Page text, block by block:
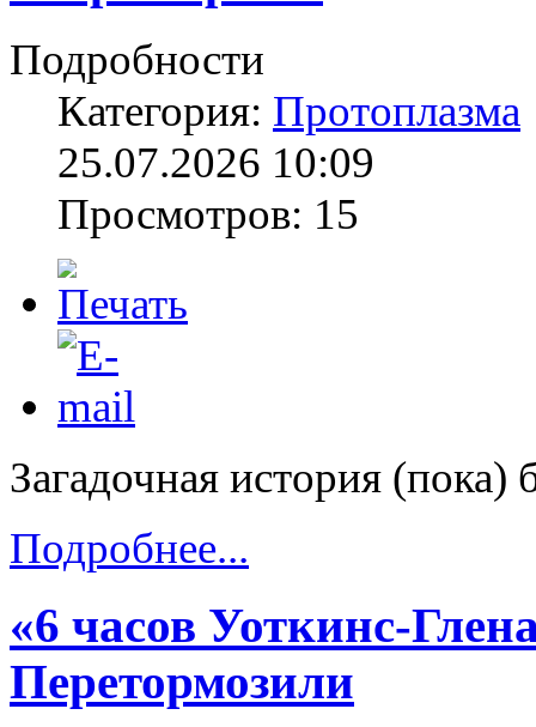
Подробности
Категория: Протоплазма
25.07.2026 10:09
Просмотров: 15
Загадочная история (пока)
Подробнее...
«6 часов Уоткинс-
Перетормозили